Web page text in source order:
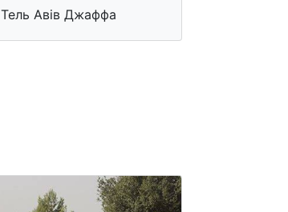
Тель Авів Джаффа